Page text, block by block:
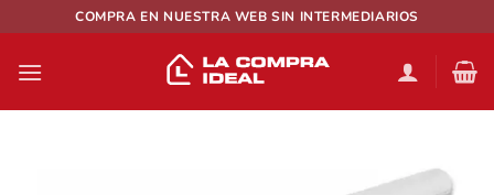
al
contenido
COMPRA EN NUESTRA WEB SIN INTERMEDIARIOS